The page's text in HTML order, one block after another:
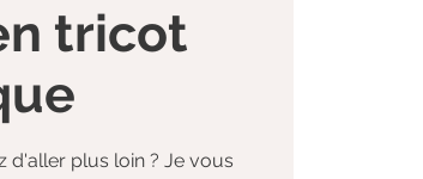
tricot
d'aller plus loin ? Je vous